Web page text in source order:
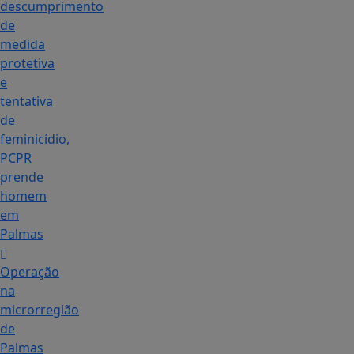
descumprimento
de
medida
protetiva
e
tentativa
de
feminicídio,
PCPR
prende
homem
em
Palmas
Operação
na
microrregião
de
Palmas